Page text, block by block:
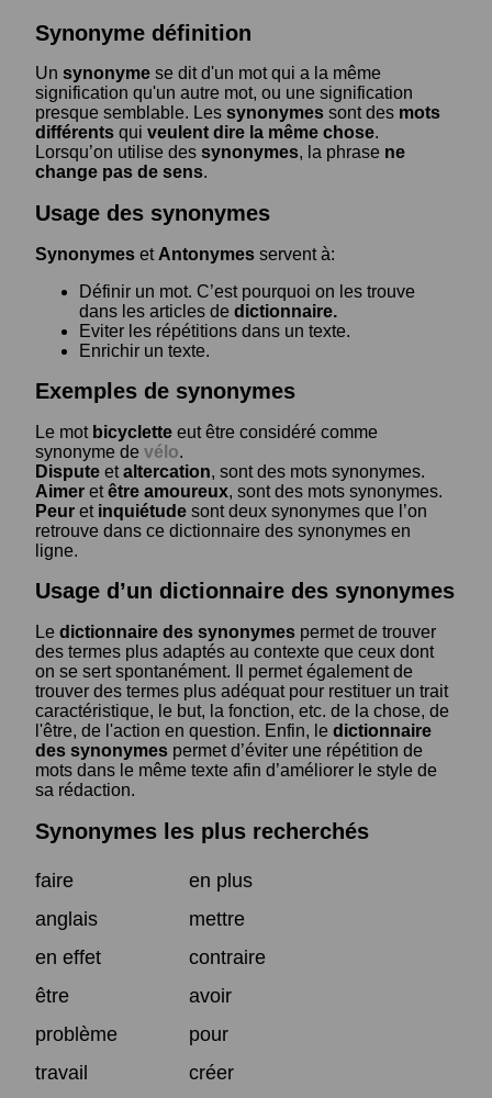
Synonyme définition
Un synonyme se dit d'un mot qui a la même
signification qu'un autre mot, ou une signification
presque semblable. Les synonymes sont des mots
différents qui veulent dire la même chose.
Lorsqu’on utilise des synonymes, la phrase ne
change pas de sens.
Usage des synonymes
Synonymes et Antonymes servent à:
Définir un mot. C’est pourquoi on les trouve
dans les articles de dictionnaire.
Eviter les répétitions dans un texte.
Enrichir un texte.
Exemples de synonymes
Le mot bicyclette eut être considéré comme
synonyme de vélo.
Dispute etaltercation, sont des mots synonymes.
Aimer etêtre amoureux, sont des mots synonymes.
Peur et inquiétude sont deux synonymes que l’on
retrouve dans ce dictionnaire des synonymes en
ligne.
Usage d’un dictionnaire des synonymes
Le dictionnaire des synonymes permet de trouver
des termes plus adaptés au contexte que ceux dont
on se sert spontanément. Il permet également de
trouver des termes plus adéquat pour restituer un trait
caractéristique, le but, la fonction, etc. de la chose, de
l'être, de l'action en question. Enfin, le dictionnaire
des synonymes permet d’éviter une répétition de
mots dans le même texte afin d’améliorer le style de
sa rédaction.
Synonymes les plus recherchés
faire
en plus
anglais
mettre
en effet
contraire
être
avoir
problème
pour
travail
créer